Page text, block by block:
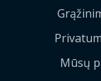
Mūsų